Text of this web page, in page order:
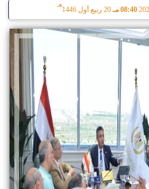
08:40 مـ 20 ربيع أول 1446
هـ